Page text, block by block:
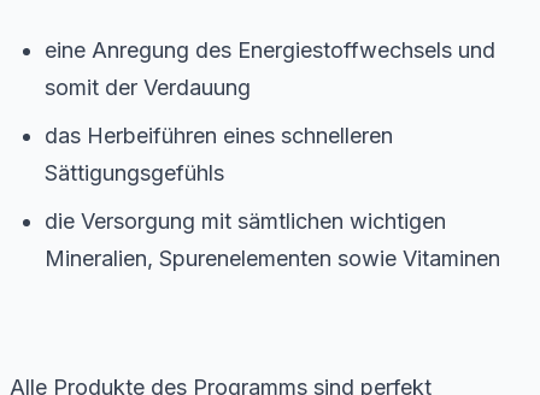
eine Anregung des Energiestoffwechsels und
somit der Verdauung
das Herbeiführen eines schnelleren
Sättigungsgefühls
die Versorgung mit sämtlichen wichtigen
Mineralien, Spurenelementen sowie Vitaminen
Alle Produkte des Programms sind perfekt